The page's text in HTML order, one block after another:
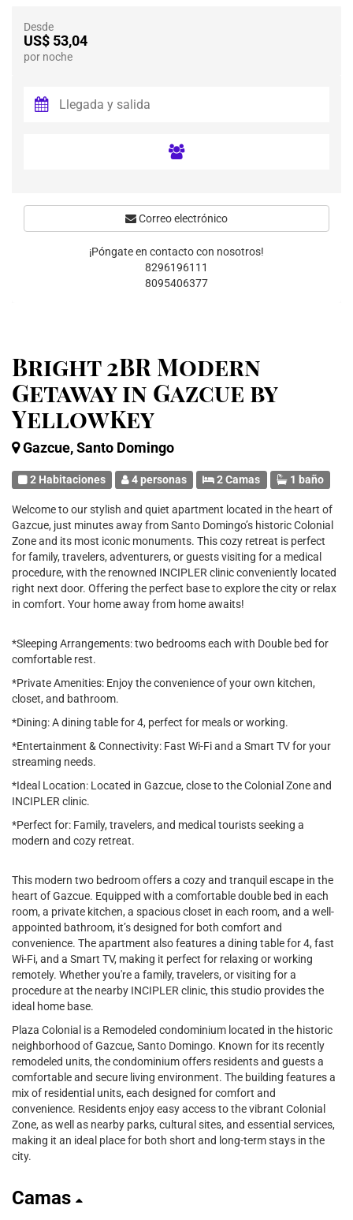
Bright 2BR Modern
Getaway in Gazcue by
YellowKey
Gazcue, Santo Domingo
2 Habitaciones 4 personas 2 Camas 1 baño
Welcome to our stylish and quiet apartment located in the heart of
Gazcue, just minutes away from Santo Domingo’s historic Colonial
Zone and its most iconic monuments. This cozy retreat is perfect
for family, travelers, adventurers, or guests visiting for a medical
procedure, with the renowned INCIPLER clinic conveniently located
right next door. Offering the perfect base to explore the city or relax
in comfort. Your home away from home awaits!
*Sleeping Arrangements: two bedrooms each with Double bed for
comfortable rest.
*Private Amenities: Enjoy the convenience of your own kitchen,
closet, and bathroom.
*Dining: A dining table for 4, perfect for meals or working.
*Entertainment & Connectivity: Fast Wi-Fi and a Smart TV for your
streaming needs.
*Ideal Location: Located in Gazcue, close to the Colonial Zone and
INCIPLER clinic.
*Perfect for: Family, travelers, and medical tourists seeking a
modern and cozy retreat.
This modern two bedroom offers a cozy and tranquil escape in the
heart of Gazcue. Equipped with a comfortable double bed in each
room, a private kitchen, a spacious closet in each room, and a well-
appointed bathroom, it’s designed for both comfort and
convenience. The apartment also features a dining table for 4, fast
Wi-Fi, and a Smart TV, making it perfect for relaxing or working
remotely. Whether you're a family, travelers, or visiting for a
procedure at the nearby INCIPLER clinic, this studio provides the
ideal home base.
Plaza Colonial is a Remodeled condominium located in the historic
neighborhood of Gazcue, Santo Domingo. Known for its recently
remodeled units, the condominium offers residents and guests a
comfortable and secure living environment. The building features a
mix of residential units, each designed for comfort and
convenience. Residents enjoy easy access to the vibrant Colonial
Zone, as well as nearby parks, cultural sites, and essential services,
making it an ideal place for both short and long-term stays in the
city.
Camas
Desde
US$ 53,04
por noche
Correo electrónico
¡Póngate en contacto con nosotros!
8296196111
8095406377